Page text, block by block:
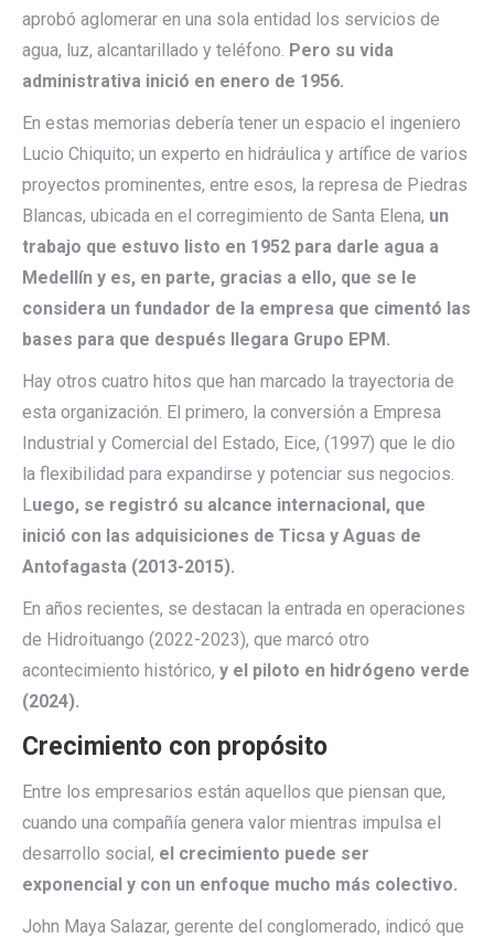
aprobó aglomerar en una sola entidad los servicios de
agua, luz, alcantarillado y teléfono. Pero su vida
administrativa inició en enero de 1956.
En estas memorias debería tener un espacio el ingeniero
Lucio Chiquito; un experto en hidráulica y artífice de varios
proyectos prominentes, entre esos, la represa de Piedras
Blancas, ubicada en el corregimiento de Santa Elena, un
trabajo que estuvo listo en 1952 para darle agua a
Medellín y es, en parte, gracias a ello, que se le
considera un fundador de la empresa que cimentó las
bases para que después llegara Grupo EPM.
Hay otros cuatro hitos que han marcado la trayectoria de
esta organización. El primero, la conversión a Empresa
Industrial y Comercial del Estado, Eice, (1997) que le dio
la flexibilidad para expandirse y potenciar sus negocios.
Luego, se registró su alcance internacional, que
inició con las adquisiciones de Ticsa y Aguas de
Antofagasta (2013-2015).
En años recientes, se destacan la entrada en operaciones
de Hidroituango (2022-2023), que marcó otro
acontecimiento histórico, y el piloto en hidrógeno verde
(2024).
Crecimiento con propósito
Entre los empresarios están aquellos que piensan que,
cuando una compañía genera valor mientras impulsa el
desarrollo social, el crecimiento puede ser
exponencial y con un enfoque mucho más colectivo.
John Maya Salazar, gerente del conglomerado, indicó que